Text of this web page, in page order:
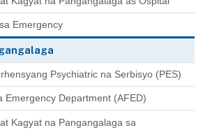
Emergency
Psychiatric na Serbisyo (PES)
Emergency Department (AFED)
Kagyat na Pangangalaga sa